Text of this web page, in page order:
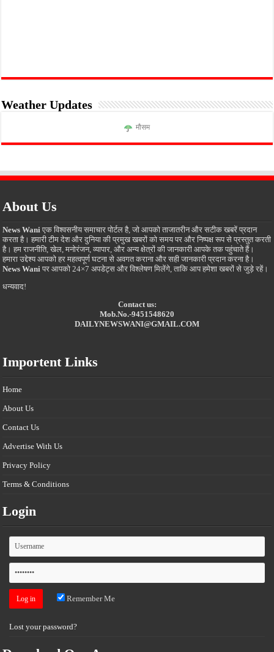
Weather Updates
मौसम
About Us
News Wani एक विश्वसनीय समाचार पोर्टल है, जो आपको ताजातरीन और सटीक खबरें प्रदान
करता है। हमारी टीम देश और दुनिया की प्रमुख खबरों को समय पर और निष्पक्ष रूप से प्रस्तुत करती
है। हम राजनीति, खेल, मनोरंजन, व्यापार, और अन्य क्षेत्रों की जानकारी आपके तक पहुंचाते हैं।
हमारा उद्देश्य आपको हर महत्वपूर्ण घटना से अवगत कराना और सही जानकारी प्रदान करना है।
News Wani पर आपको 24×7 अपडेट्स और विश्लेषण मिलेंगे, ताकि आप हमेशा खबरों से जुड़े रहें।
धन्यवाद!
Contact us:
Mob.No.-9451548620
DAILYNEWSWANI@GMAIL.COM
Importent Links
Home
About Us
Contact Us
Advertise With Us
Privacy Policy
Terms & Conditions
Login
Remember Me
Lost your password?